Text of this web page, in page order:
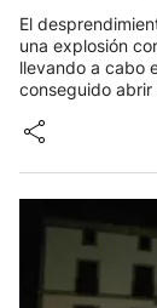
El
una explosión
llevando a cabo
conseguido abrir